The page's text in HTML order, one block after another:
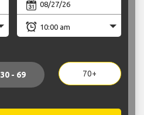
30 - 69 70+